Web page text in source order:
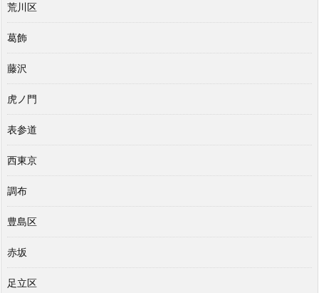
荒川区
葛飾
藤沢
虎ノ門
表参道
西東京
調布
豊島区
赤坂
足立区